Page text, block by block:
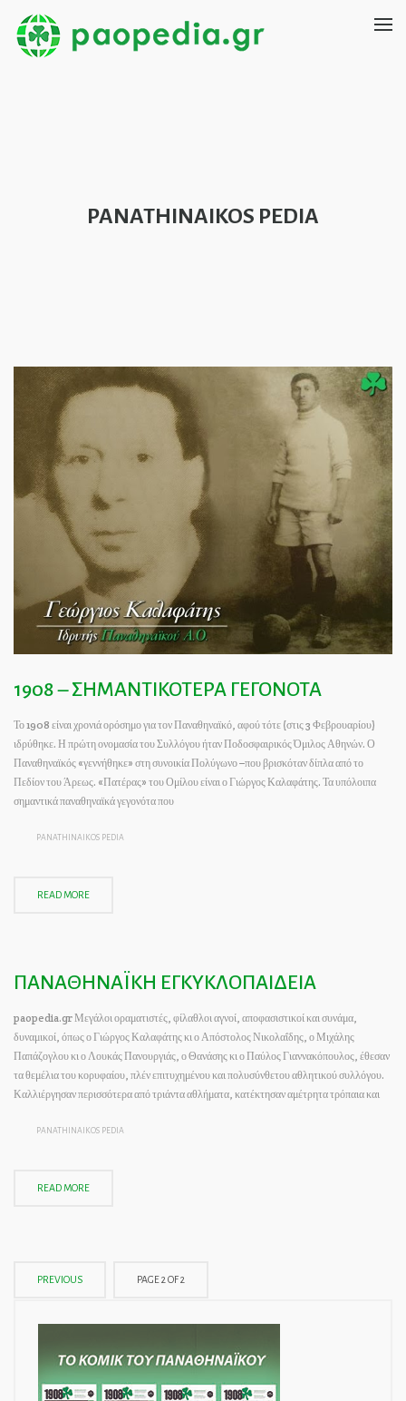
PANATHINAIKOS PEDIA
1908 – ΣΗΜΑΝΤΙΚΟΤΕΡΑ ΓΕΓΟΝΟΤΑ
Το 1908 είναι χρονιά ορόσημο για τον Παναθηναϊκό, αφού τότε (στις 3 Φεβρουαρίου)
ιδρύθηκε. Η πρώτη ονομασία του Συλλόγου ήταν Ποδοσφαιρικός Όμιλος Αθηνών. Ο
Παναθηναϊκός «γεννήθηκε» στη συνοικία Πολύγωνο –που βρισκόταν δίπλα από το
Πεδίον του Άρεως. «Πατέρας» του Ομίλου είναι ο Γιώργος Καλαφάτης. Τα υπόλοιπα
σημαντικά παναθηναϊκά γεγονότα που
PANATHINAIKOS PEDIA
READ MORE
ΠΑΝΑΘΗΝΑΪΚΗ ΕΓΚΥΚΛΟΠΑΙΔΕΙΑ
paopedia.gr Μεγάλοι οραματιστές, φίλαθλοι αγνοί, αποφασιστικοί και συνάμα,
δυναμικοί, όπως ο Γιώργος Καλαφάτης κι ο Απόστολος Νικολαΐδης, ο Μιχάλης
Παπάζογλου κι ο Λουκάς Πανουργιάς, ο Θανάσης κι ο Παύλος Γιαννακόπουλος, έθεσαν
τα θεμέλια του κορυφαίου, πλέν επιτυχημένου και πολυσύνθετου αθλητικού συλλόγου.
Καλλιέργησαν περισσότερα από τριάντα αθλήματα, κατέκτησαν αμέτρητα τρόπαια και
PANATHINAIKOS PEDIA
READ MORE
PREVIOUS PAGE 2 OF 2